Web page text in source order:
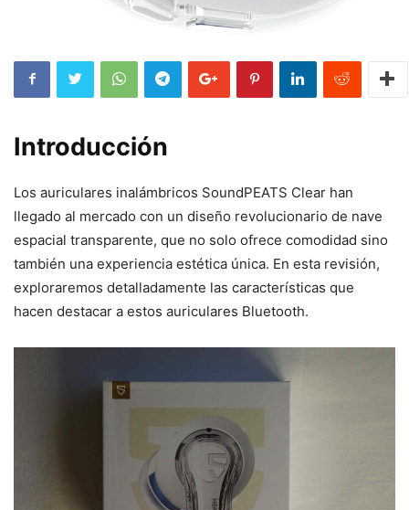
Introducción
Los auriculares inalámbricos SoundPEATS Clear han
llegado al mercado con un diseño revolucionario de nave
espacial transparente, que no solo ofrece comodidad sino
también una experiencia estética única. En esta revisión,
exploraremos detalladamente las características que
hacen destacar a estos auriculares Bluetooth.